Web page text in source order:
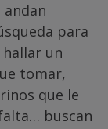
para
un
tomar,
que le
buscan